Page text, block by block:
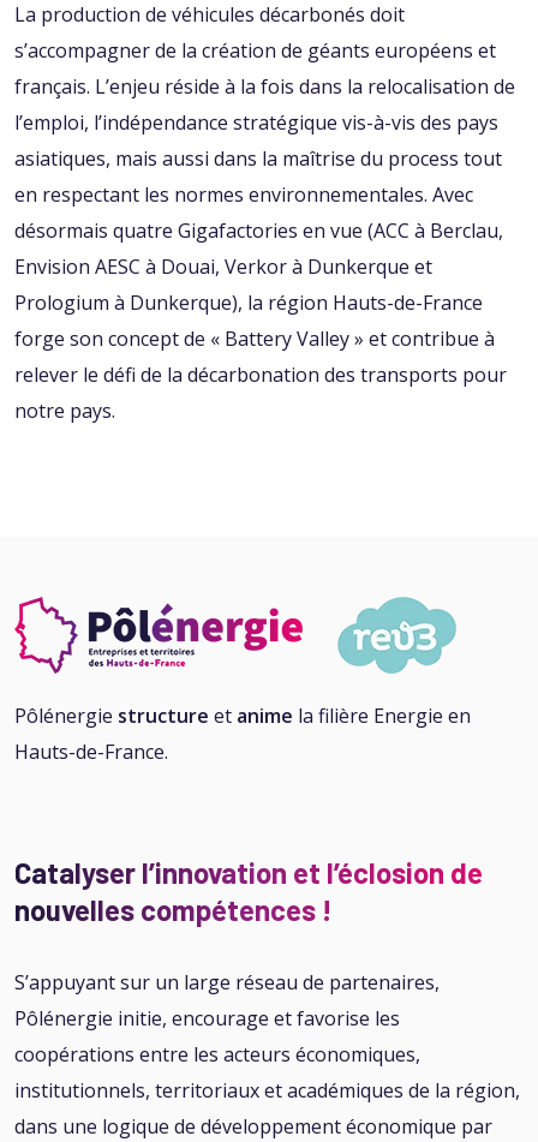
La production de véhicules décarbonés doit
s’accompagner de la création de géants européens et
français. L’enjeu réside à la fois dans la relocalisation de
l’emploi, l’indépendance stratégique vis-à-vis des pays
asiatiques, mais aussi dans la maîtrise du process tout
en respectant les normes environnementales. Avec
désormais quatre Gigafactories en vue (ACC à Berclau,
Envision AESC à Douai, Verkor à Dunkerque et
Prologium à Dunkerque), la région Hauts-de-France
forge son concept de « Battery Valley » et contribue à
relever le défi de la décarbonation des transports pour
notre pays.
Pôlénergie structure et anime la filière Energie en
Hauts-de-France.
Catalyser l’innovation et l’éclosion de
nouvelles compétences !
S’appuyant sur un large réseau de partenaires,
Pôlénergie initie, encourage et favorise les
coopérations entre les acteurs économiques,
institutionnels, territoriaux et académiques de la région,
dans une logique de développement économique par